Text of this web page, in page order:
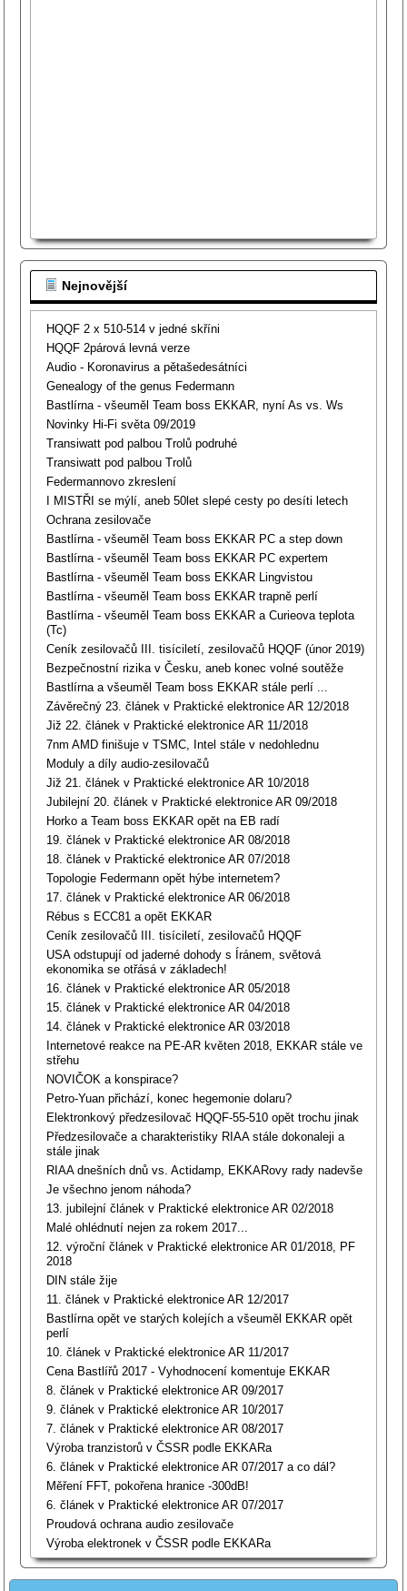
Nejnovější
HQQF 2 x 510-514 v jedné skříni
HQQF 2párová levná verze
Audio - Koronavirus a pětašedesátníci
Genealogy of the genus Federmann
Bastlírna - všeuměl Team boss EKKAR, nyní As vs. Ws
Novinky Hi-Fi světa 09/2019
Transiwatt pod palbou Trolů podruhé
Transiwatt pod palbou Trolů
Federmannovo zkreslení
I MISTŘI se mýlí, aneb 50let slepé cesty po desíti letech
Ochrana zesilovače
Bastlírna - všeuměl Team boss EKKAR PC a step down
Bastlírna - všeuměl Team boss EKKAR PC expertem
Bastlírna - všeuměl Team boss EKKAR Lingvistou
Bastlírna - všeuměl Team boss EKKAR trapně perlí
Bastlírna - všeuměl Team boss EKKAR a Curieova teplota
(Tc)
Ceník zesilovačů III. tisíciletí, zesilovačů HQQF (únor 2019)
Bezpečnostní rizika v Česku, aneb konec volné soutěže
Bastlírna a všeuměl Team boss EKKAR stále perlí ...
Závěrečný 23. článek v Praktické elektronice AR 12/2018
Již 22. článek v Praktické elektronice AR 11/2018
7nm AMD finišuje v TSMC, Intel stále v nedohlednu
Moduly a díly audio-zesilovačů
Již 21. článek v Praktické elektronice AR 10/2018
Jubilejní 20. článek v Praktické elektronice AR 09/2018
Horko a Team boss EKKAR opět na EB radí
19. článek v Praktické elektronice AR 08/2018
18. článek v Praktické elektronice AR 07/2018
Topologie Federmann opět hýbe internetem?
17. článek v Praktické elektronice AR 06/2018
Rébus s ECC81 a opět EKKAR
Ceník zesilovačů III. tisíciletí, zesilovačů HQQF
USA odstupují od jaderné dohody s Íránem, světová
ekonomika se otřásá v základech!
16. článek v Praktické elektronice AR 05/2018
15. článek v Praktické elektronice AR 04/2018
14. článek v Praktické elektronice AR 03/2018
Internetové reakce na PE-AR květen 2018, EKKAR stále ve
střehu
NOVIČOK a konspirace?
Petro-Yuan přichází, konec hegemonie dolaru?
Elektronkový předzesilovač HQQF-55-510 opět trochu jinak
Předzesilovače a charakteristiky RIAA stále dokonaleji a
stále jinak
RIAA dnešních dnů vs. Actidamp, EKKARovy rady nadevše
Je všechno jenom náhoda?
13. jubilejní článek v Praktické elektronice AR 02/2018
Malé ohlédnutí nejen za rokem 2017...
12. výroční článek v Praktické elektronice AR 01/2018, PF
2018
DIN stále žije
11. článek v Praktické elektronice AR 12/2017
Bastlírna opět ve starých kolejích a všeuměl EKKAR opět
perlí
10. článek v Praktické elektronice AR 11/2017
Cena Bastlířů 2017 - Vyhodnocení komentuje EKKAR
8. článek v Praktické elektronice AR 09/2017
9. článek v Praktické elektronice AR 10/2017
7. článek v Praktické elektronice AR 08/2017
Výroba tranzistorů v ČSSR podle EKKARa
6. článek v Praktické elektronice AR 07/2017 a co dál?
Měření FFT, pokořena hranice -300dB!
6. článek v Praktické elektronice AR 07/2017
Proudová ochrana audio zesilovače
Výroba elektronek v ČSSR podle EKKARa